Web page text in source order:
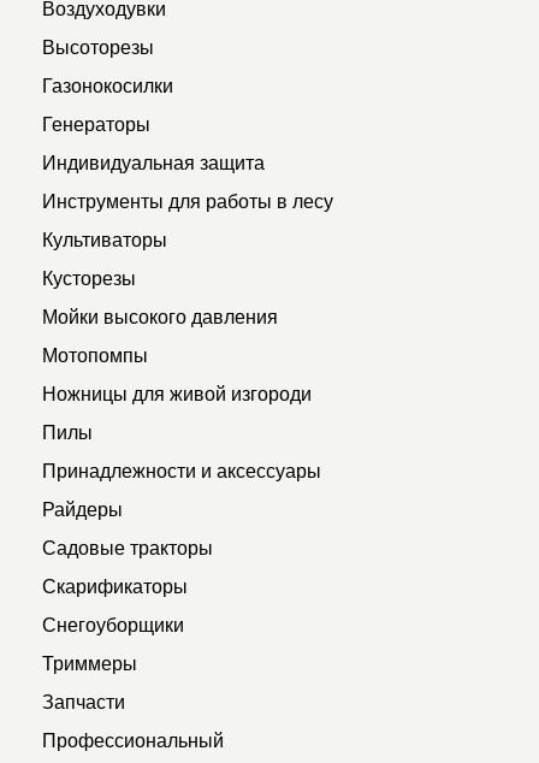
Воздуходувки
Высоторезы
Газонокосилки
Генераторы
Индивидуальная защита
Инструменты для работы в лесу
Культиваторы
Кусторезы
Мойки высокого давления
Мотопомпы
Ножницы для живой изгороди
Пилы
Принадлежности и аксессуары
Райдеры
Садовые тракторы
Скарификаторы
Снегоуборщики
Триммеры
Запчасти
Профессиональный